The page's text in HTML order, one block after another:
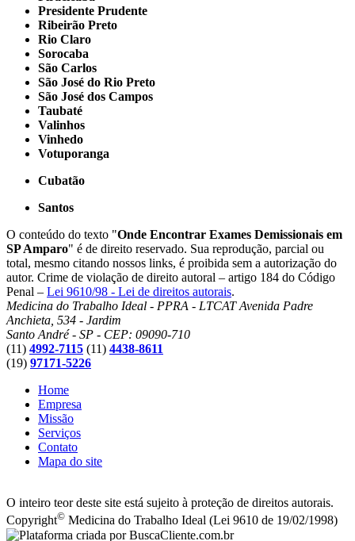
Presidente Prudente
Ribeirão Preto
Rio Claro
Sorocaba
São Carlos
São José do Rio Preto
São José dos Campos
Taubaté
Valinhos
Vinhedo
Votuporanga
Cubatão
Santos
O conteúdo do texto "Onde Encontrar Exames Demissionais em
SP Amparo" é de direito reservado. Sua reprodução, parcial ou
total, mesmo citando nossos links, é proibida sem a autorização do
autor. Crime de violação de direito autoral – artigo 184 do Código
Penal – Lei 9610/98 - Lei de direitos autorais.
Medicina do Trabalho Ideal - PPRA - LTCATAvenida Padre
Anchieta, 534 - Jardim
Santo André - SP - CEP: 09090-710
(11) 4992-7115 (11) 4438-8611
(19) 97171-5226
Home
Empresa
Missão
Serviços
Contato
Mapa do site
O inteiro teor deste site está sujeito à proteção de direitos autorais.
Copyright© Medicina do Trabalho Ideal (Lei 9610 de 19/02/1998)